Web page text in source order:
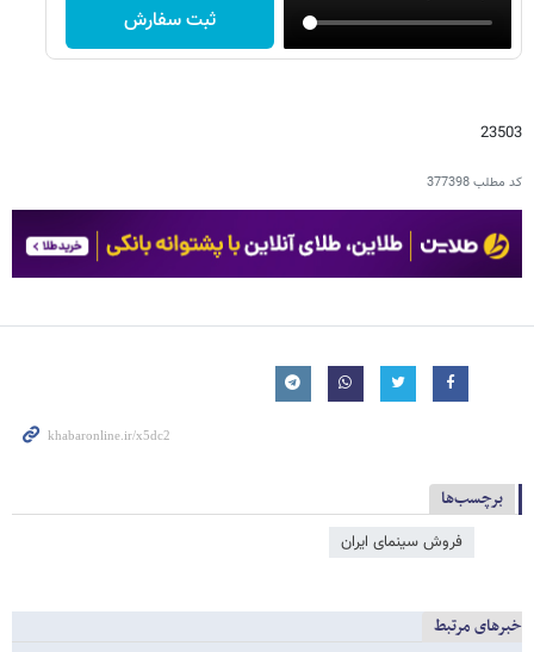
ثبت سفارش
23503
کد مطلب377398
برچسب‌ها
فروش سینمای ایران
خبرهای مرتبط